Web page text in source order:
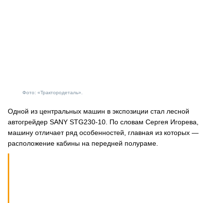
Фото: «Трактородеталь».
Одной из центральных машин в экспозиции стал лесной
автогрейдер SANY STG230-10. По словам Сергея Игорева,
машину отличает ряд особенностей, главная из которых —
расположение кабины на передней полураме.